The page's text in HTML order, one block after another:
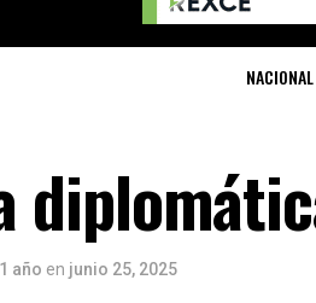
NACIONAL
año en junio 25, 2025